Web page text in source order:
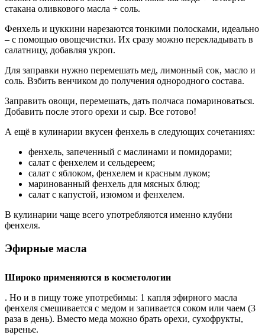
стакана оливкового масла + соль.
Фенхель и цуккини нарезаются тонкими полосками, идеально
– с помощью овощечистки. Их сразу можно перекладывать в
салатницу, добавляя укроп.
Для заправки нужно перемешать мед, лимонный сок, масло и
соль. Взбить венчиком до получения однородного состава.
Заправить овощи, перемешать, дать полчаса помариноваться.
Добавить после этого орехи и сыр. Все готово!
А ещё в кулинарии вкусен фенхель в следующих сочетаниях:
фенхель, запеченный с маслинами и помидорами;
салат с фенхелем и сельдереем;
салат с яблоком, фенхелем и красным луком;
маринованный фенхель для мясных блюд;
салат с капустой, изюмом и фенхелем.
В кулинарии чаще всего употребляются именно клубни
фенхеля.
Эфирные масла
Широко применяются в косметологии
. Но и в пищу тоже употребимы: 1 капля эфирного масла
фенхеля смешивается с медом и запивается соком или чаем (3
раза в день). Вместо меда можно брать орехи, сухофрукты,
варенье.